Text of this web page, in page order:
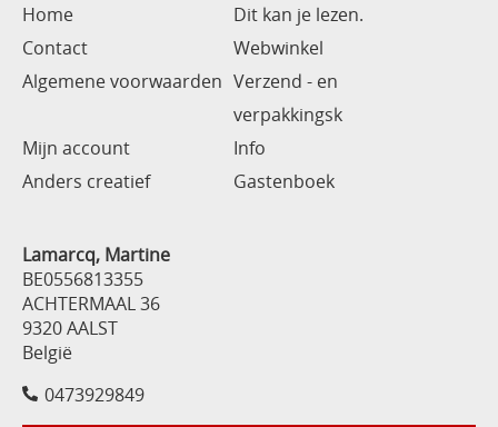
Home
Dit kan je lezen.
Contact
Webwinkel
Algemene voorwaarden Verzend - en
verpakkingsk
Mijn account
Info
Anders creatief
Gastenboek
Lamarcq, Martine
BE0556813355
ACHTERMAAL 36
9320 AALST
België
0473929849